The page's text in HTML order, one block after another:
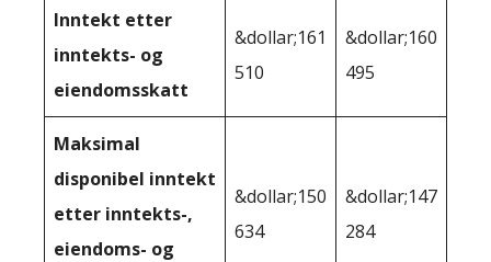
Inntekt etter
inntekts- og
eiendomsskatt
&dollar;161
510
&dollar;160
495
Maksimal
disponibel inntekt
etter inntekts-,
eiendoms- og
&dollar;150
634
&dollar;147
284